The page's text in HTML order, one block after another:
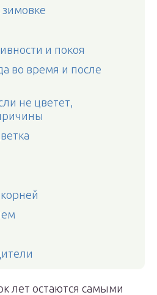
зимовке
и покоя
во время и после
не цветет,
лет остаются самыми